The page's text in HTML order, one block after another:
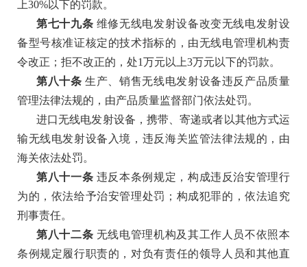
上30%以下的罚款。
第七十九条 维修无线电发射设备改变无线电发射设
备型号核准证核定的技术指标的，由无线电管理机构责
令改正；拒不改正的，处1万元以上3万元以下的罚款。
第八十条生产、销售无线电发射设备违反产品质量
管理法律法规的，由产品质量监督部门依法处罚。
进口无线电发射设备，携带、寄递或者以其他方式运
输无线电发射设备入境，违反海关监管法律法规的，由
海关依法处罚。
第八十一条 违反本条例规定，构成违反治安管理行
为的，依法给予治安管理处罚；构成犯罪的，依法追究
刑事责任。
第八十二条 无线电管理机构及其工作人员不依照本
条例规定履行职责的，对负有责任的领导人员和其他直